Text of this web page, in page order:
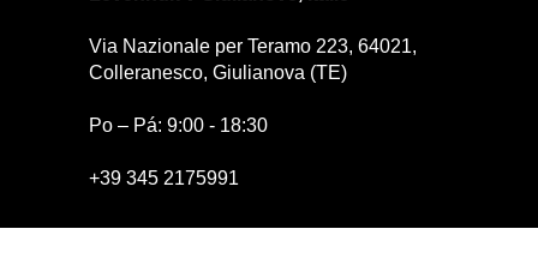
Via Nazionale per Teramo 223, 64021,
Colleranesco, Giulianova (TE)
Po – Pá: 9:00 - 18:30
+39 345 2175991